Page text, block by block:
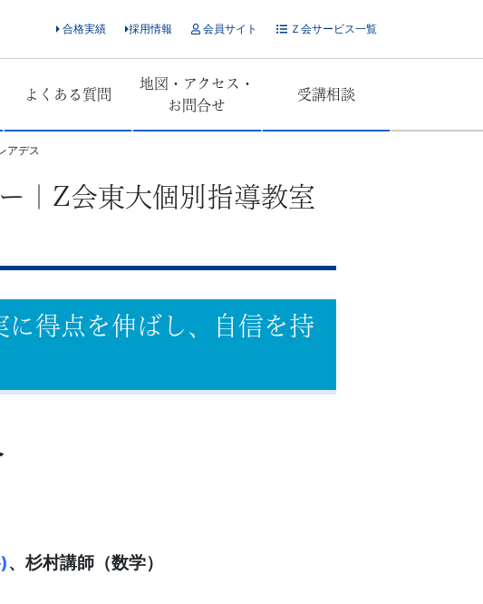
合格実績 採用情報 会員サイト Ｚ会サービス一覧
よくある質問
地図・アクセス・
お問合せ
受講相談
アデス
｜Z会東大個別指導教室
得点を伸ばし、自信を持
、杉村講師（数学）